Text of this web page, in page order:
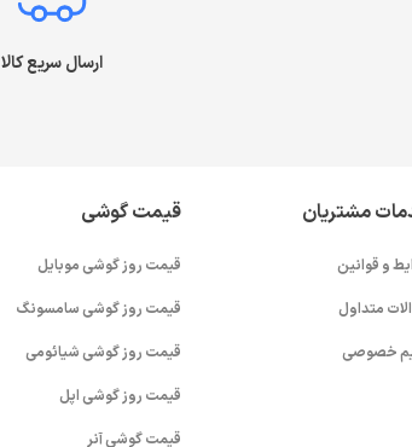
ارسال سریع کالا
مشتریان
و قوانین
متداول
خصوصی
قیمت گوشی
قیمت روز گوشی موبایل
قیمت روز گوشی سامسونگ
قیمت روز گوشی شیائومی
قیمت روز گوشی اپل
قیمت گوشی آنر